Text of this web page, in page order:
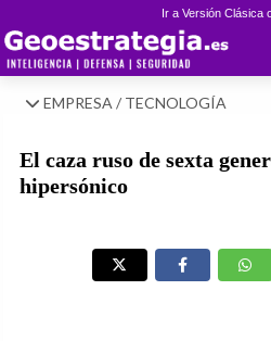
Ir a Versión Clásica
EMPRESA / TECNOLOGÍA
El caza ruso de sexta
hipersónico